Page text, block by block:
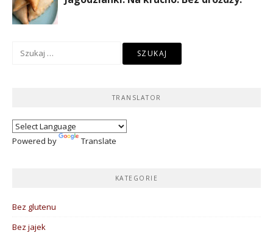
Szukaj:
TRANSLATOR
Powered by Translate
KATEGORIE
Bez glutenu
Bez jajek